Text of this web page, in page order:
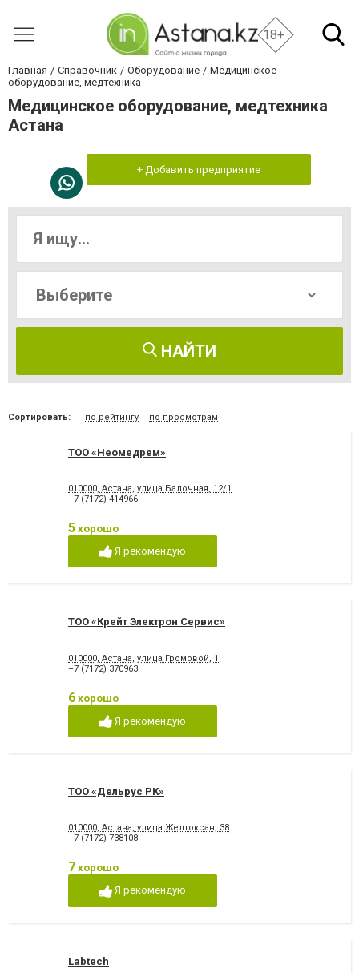
18+
Главная Справочник Оборудование
Медицинское
оборудование, медтехника
Медицинское оборудование, медтехника
Астана
+ Добавить предприятие
НАЙТИ
Сортировать: по рейтингу по просмотрам
ТОО «Неомедрем»
010000, Астана, улица Балочная, 12/1
+7 (7172) 414966
5 хорошо
Я рекомендую
ТОО «Крейт Электрон Сервис»
010000, Астана, улица Громовой, 1
+7 (7172) 370963
6 хорошо
Я рекомендую
ТОО «Дельрус РК»
010000, Астана, улица Желтоксан, 38
+7 (7172) 738108
7 хорошо
Я рекомендую
Labtech